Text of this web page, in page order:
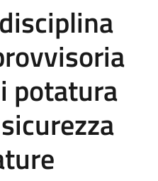
potatura